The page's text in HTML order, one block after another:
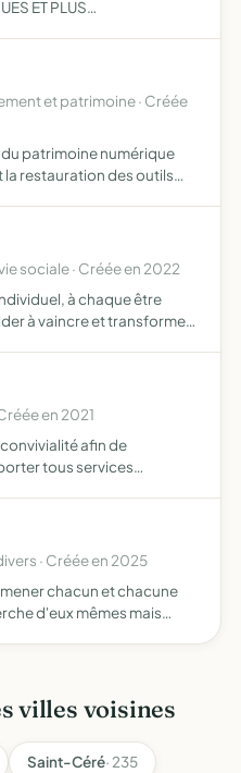
ET PLUS
et patrimoine · Créée
patrimoine numérique
restauration des outils
sociale · Créée en 2022
à chaque être
à vaincre et transformer
en 2021
afin de
tous services
· Créée en 2025
chacun et chacune
d'eux mêmes mais
villes voisines
Saint-Céré· 235